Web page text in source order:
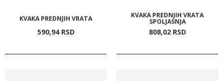
KVAKA PREDNJIH VRATA
590,94 RSD
KVAKA PREDNJIH VRATA
SPOLJASNJA
808,02 RSD